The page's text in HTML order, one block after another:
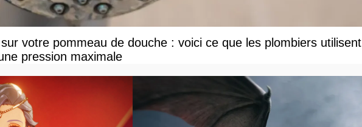
votre pommeau de douche : voici ce que les plombiers utilisent
pression maximale